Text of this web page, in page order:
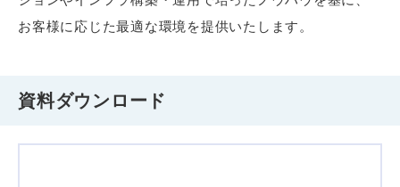
お客様に応じた最適な環境を提供いたします。
資料ダウンロード